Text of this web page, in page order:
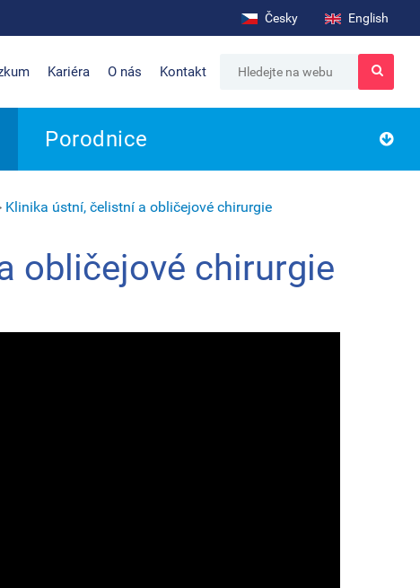
Česky English
Kariéra O nás Kontakt
Porodnice
Klinika ústní, čelistní a obličejové chirurgie
obličejové chirurgie